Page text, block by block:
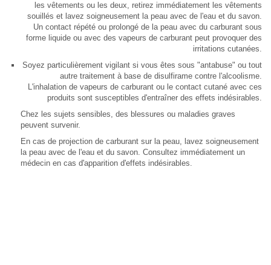
les vêtements ou les deux, retirez immédiatement les vêtements
souillés et lavez soigneusement la peau avec de l'eau et du savon.
Un contact répété ou prolongé de la peau avec du carburant sous
forme liquide ou avec des vapeurs de carburant peut provoquer des
irritations cutanées.
Soyez particulièrement vigilant si vous êtes sous "antabuse" ou tout
autre traitement à base de disulfirame contre l'alcoolisme.
L'inhalation de vapeurs de carburant ou le contact cutané avec ces
produits sont susceptibles d'entraîner des effets indésirables.
Chez les sujets sensibles, des blessures ou maladies graves
peuvent survenir.
En cas de projection de carburant sur la peau, lavez soigneusement
la peau avec de l'eau et du savon. Consultez immédiatement un
médecin en cas d'apparition d'effets indésirables.